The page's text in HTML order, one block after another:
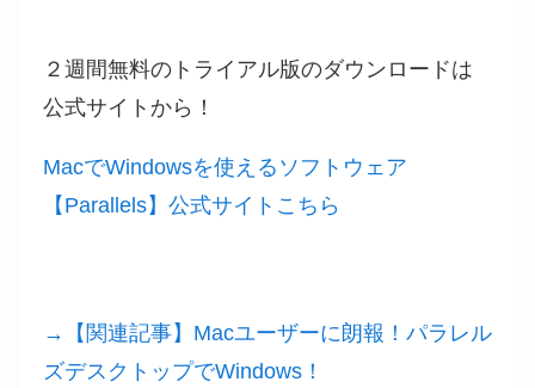
２週間無料のトライアル版のダウンロードは
公式サイトから！
MacでWindowsを使えるソフトウェア
【Parallels】公式サイトこちら
→【関連記事】Macユーザーに朗報！パラレル
ズデスクトップでWindows！